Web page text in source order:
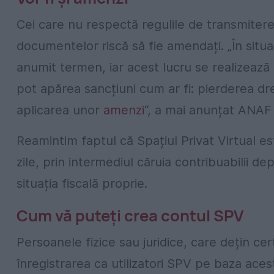
Cei care nu respectă regulile de
documentelor riscă să fie amendați. „În
anumit termen, iar acest lucru se
pot apărea sancțiuni cum ar fi: pierderea
aplicarea unor amenzi“, a mai anunțat ANAF
Reamintim faptul că Spațiul Privat Virtual
zile, prin intermediul căruia contribuabilii
situația fiscală proprie.
Cum vă puteți crea contul SPV
Persoanele fizice sau juridice, care dețin
înregistrarea ca utilizatori SPV pe baza